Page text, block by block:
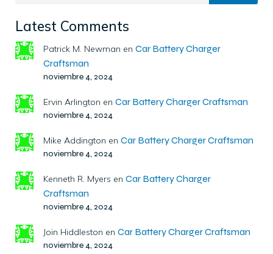
Latest Comments
Patrick M. Newman en Car Battery Charger
Craftsman
noviembre 4, 2024
Ervin Arlington en Car Battery Charger Craftsman
noviembre 4, 2024
Mike Addington en Car Battery Charger Craftsman
noviembre 4, 2024
Kenneth R. Myers en Car Battery Charger
Craftsman
noviembre 4, 2024
Join Hiddleston en Car Battery Charger Craftsman
noviembre 4, 2024